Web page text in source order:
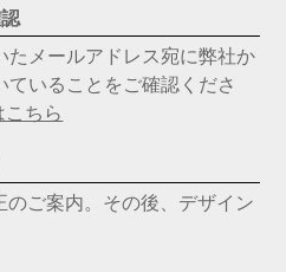
たメールアドレス宛に弊社か
ていることをご確認くださ
こちら
のご案内。その後、デザイン